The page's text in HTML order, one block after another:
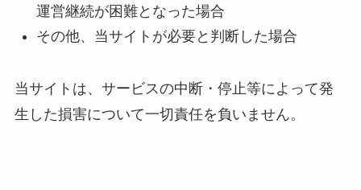
運営継続が困難となった場合
その他、当サイトが必要と判断した場合
当サイトは、サービスの中断・停止等によって発
生した損害について一切責任を負いません。